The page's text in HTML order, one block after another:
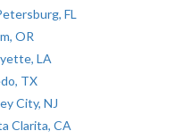
FL
OR
LA
TX
City, NJ
Clarita, CA